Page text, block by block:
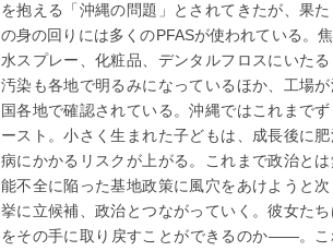
を抱える「沖縄の問題」とされてきたが、果
の身の回りには多くのPFASが使われている。
水スプレー、化粧品、デンタルフロスにいた
汚染も各地で明るみになっているほか、工場
国各地で確認されている。沖縄ではこれまで
ースト。小さく生まれた子どもは、成長後に
病にかかるリスクが上がる。これまで政治と
能不全に陥った基地政策に風穴をあけようと
挙に立候補、政治とつながっていく。彼女た
をその手に取り戻すことができるのか――。こ